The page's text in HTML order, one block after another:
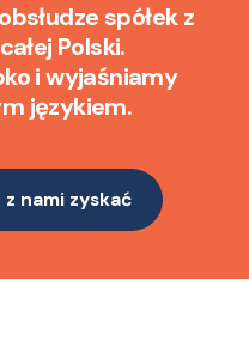
spółek z
Polski.
i wyjaśniamy
językiem.
nami zyskać